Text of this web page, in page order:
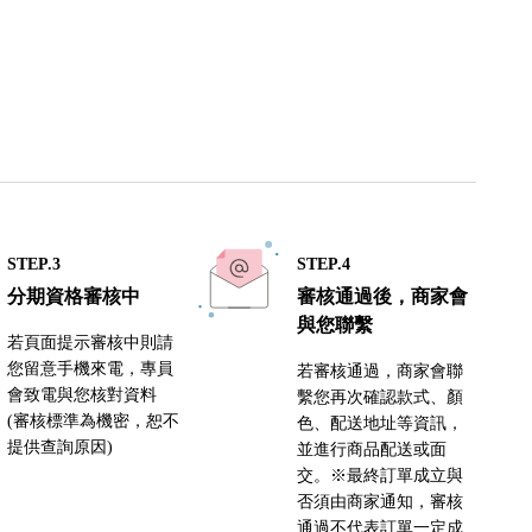
STEP.3
分期資格審核中
若頁面提示審核中則請
您留意手機來電，專員
會致電與您核對資料
(審核標準為機密，恕不
提供查詢原因)
STEP.4
審核通過後，商家會
與您聯繫
若審核通過，商家會聯
繫您再次確認款式、顏
色、配送地址等資訊，
並進行商品配送或面
交。※最終訂單成立與
否須由商家通知，審核
通過不代表訂單一定成